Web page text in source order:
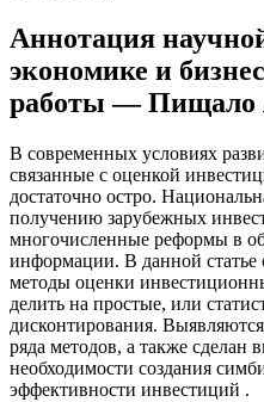
Аннотация
экономике и
работы — Пищало
В современных условиях
связанные с оценкой
достаточно остро.
получению зарубежных
многочисленные реформы в
информации. В данной
методы оценки
делить на простые, или
дисконтирования.
ряда методов, а также сделан
необходимости создания
эффективности инвестиций .